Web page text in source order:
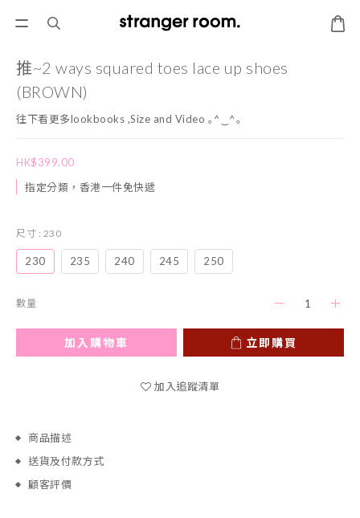
推~2 ways squared toes lace up shoes
(BROWN)
往下看更多lookbooks ,Size and Video ｡^‿^｡
HK$399.00
指定分類，香港一件免快遞
尺寸 : 230
230 235 240 245 250
數量
加入購物車 立即購買
加入追蹤清單
商品描述
送貨及付款方式
顧客評價